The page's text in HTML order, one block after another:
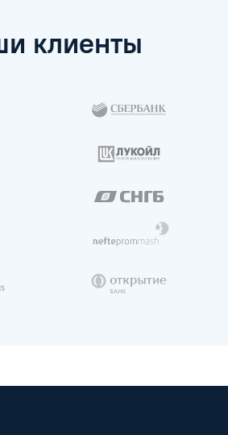
клиенты